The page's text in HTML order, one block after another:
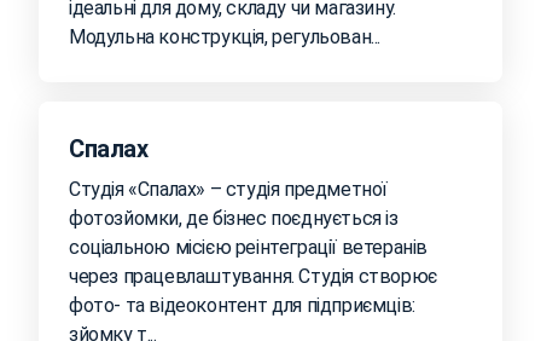
ідеальні для дому, складу чи магазину.
Модульна конструкція, регульован...
Спалах
Студія «Спалах» – студія предметної
фотозйомки, де бізнес поєднується із
соціальною місією реінтеграції ветеранів
через працевлаштування. Студія створює
фото- та відеоконтент для підприємців:
зйомку т...